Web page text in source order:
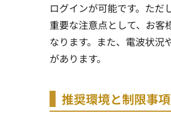
ログインが可能です。ただ
重要な注意点として、お客
なります。また、電波状況
があります。
推奨環境と制限事項